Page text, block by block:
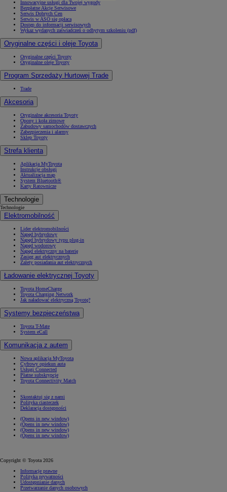
Innowacyjne usługi dla Twojej wygody
Bezpłatne Akcje Serwisowe
Serwis Dobrych Cen
Serwis w ASO się opłaca
Dostęp do informacji serwisowych
Wykaz wydanych zaświadczeń o odbytym szkoleniu (pdf)
Oryginalne części i oleje Toyota
Oryginalne części Toyoty
Oryginalne oleje Toyoty
Program Sprzedaży Hurtowej Trade
Trade
Akcesoria
Oryginalne akcesoria Toyoty
Opony i koła zimowe
Zabudowy samochodów dostawczych
Zabezpieczenia i alarmy
Sklep Toyoty
Strefa klienta
Aplikacja MyToyota
Instrukcje obsługi
Aktualizacja map
System Bluetooth®
Karty Ratownicze
Technologie
Technologie
Elektromobilność
Lider elektromobilności
Napęd hybrydowy
Napęd hybrydowy typu plug-in
Napęd wodorowy
Napęd elektryczny na baterię
Zasięg aut elektrycznych
Zalety posiadania aut elektrycznych
Ładowanie elektrycznej Toyoty
Toyota HomeCharge
Toyota Charging Network
Jak naładować elektryczną Toyotę?
Systemy bezpieczeństwa
Toyota T-Mate
System eCall
Komunikacja z autem
Nowa aplikacja MyToyota
Cyfrowy opiekun auta
Usługi Connected
Płatne subskrypcje
Toyota Connectivity Match
Skontaktuj się z nami
Polityka ciasteczek
Deklaracja dostępności
(Opens in new window)
(Opens in new window)
(Opens in new window)
(Opens in new window)
Copyright © Toyota 2026
Informacje prawne
Polityka prywatności
Udostępnianie danych
Przetwarzanie danych osobowych